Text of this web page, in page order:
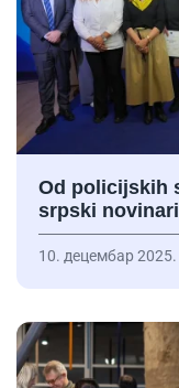
Od policijskih
srpski
10. децембар 2025.